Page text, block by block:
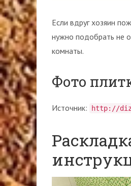
Если вдруг хозяин
нужно подобрать не
комнаты.
Фото
Источник: http://